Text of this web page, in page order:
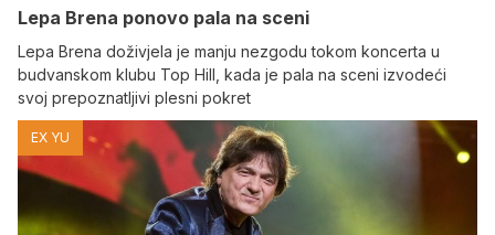
Lepa Brena ponovo pala na sceni
Lepa Brena doživjela je manju nezgodu tokom koncerta u
budvanskom klubu Top Hill, kada je pala na sceni izvodeći
svoj prepoznatljivi plesni pokret
EX YU